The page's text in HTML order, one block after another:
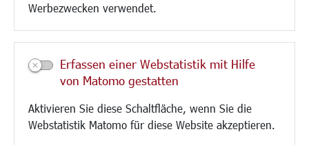
Werbezwecken verwendet.
Erfassen einer Webstatistik mit Hilfe
von Matomo gestatten
Aktivieren Sie diese Schaltfläche, wenn Sie die
Webstatistik Matomo für diese Website akzeptieren.
Kultur/Freizeit/Tourismus
Veranstaltungen
Neue Stadthalle Langen
Bäder
Musikschule